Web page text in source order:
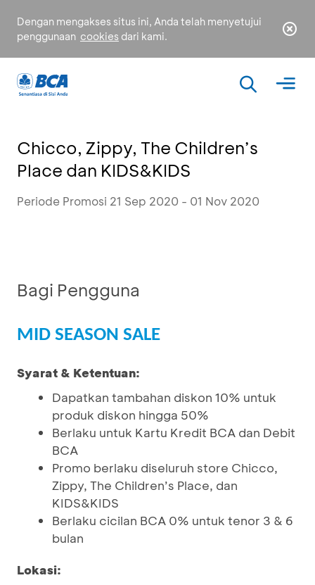
Dengan mengakses situs ini, Anda telah menyetujui
penggunaan cookies dari kami.
Chicco, Zippy, The Children’s
Place dan KIDS&KIDS
Periode Promosi 21 Sep 2020 - 01 Nov 2020
Bagi Pengguna
MID SEASON SALE
Syarat & Ketentuan:
Dapatkan tambahan diskon 10% untuk
produk diskon hingga 50%
Berlaku untuk Kartu Kredit BCA dan Debit
BCA
Promo berlaku diseluruh store Chicco,
Zippy, The Children’s Place, dan
KIDS&KIDS
Berlaku cicilan BCA 0% untuk tenor 3 & 6
bulan
Lokasi: